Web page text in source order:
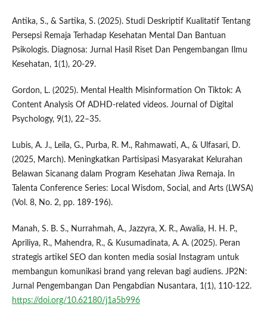
Antika, S., & Sartika, S. (2025). Studi Deskriptif Kualitatif Tentang
Persepsi Remaja Terhadap Kesehatan Mental Dan Bantuan
Psikologis. Diagnosa: Jurnal Hasil Riset Dan Pengembangan Ilmu
Kesehatan, 1(1), 20-29.
Gordon, L. (2025). Mental Health Misinformation On Tiktok: A
Content Analysis Of ADHD-related videos. Journal of Digital
Psychology, 9(1), 22–35.
Lubis, A. J., Leila, G., Purba, R. M., Rahmawati, A., & Ulfasari, D.
(2025, March). Meningkatkan Partisipasi Masyarakat Kelurahan
Belawan Sicanang dalam Program Kesehatan Jiwa Remaja. In
Talenta Conference Series: Local Wisdom, Social, and Arts (LWSA)
(Vol. 8, No. 2, pp. 189-196).
Manah, S. B. S., Nurrahmah, A., Jazzyra, X. R., Awalia, H. H. P.,
Apriliya, R., Mahendra, R., & Kusumadinata, A. A. (2025). Peran
strategis artikel SEO dan konten media sosial Instagram untuk
membangun komunikasi brand yang relevan bagi audiens. JP2N:
Jurnal Pengembangan Dan Pengabdian Nusantara, 1(1), 110-122.
https://doi.org/10.62180/j1a5b996